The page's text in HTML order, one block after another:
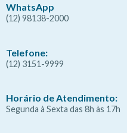
WhatsApp
(12) 98138-2000
Telefone:
(12) 3151-9999
Horário de Atendimento:
Segunda à Sexta das 8h às 17h